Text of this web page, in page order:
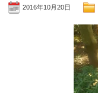
2016年10月20日